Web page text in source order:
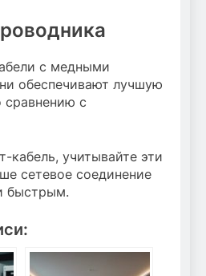
с медными
обеспечивают лучшую
сравнению с
кабель, учитывайте эти
сетевое соединение
быстрым.